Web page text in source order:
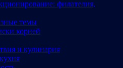
филателия,
темы
корней
и кулинария